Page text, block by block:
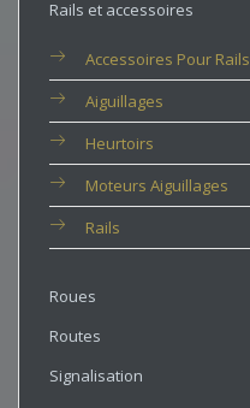
Rails et accessoires
Accessoires Pour Rails
Aiguillages
Heurtoirs
Moteurs Aiguillages
Rails
Roues
Routes
Signalisation